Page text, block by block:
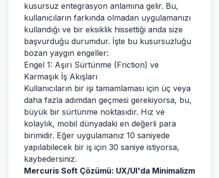
kusursuz entegrasyon anlamına gelir. Bu,
kullanıcıların farkında olmadan uygulamanızı
kullandığı ve bir eksiklik hissettiği anda size
başvurduğu durumdur. İşte bu kusursuzluğu
bozan yaygın engeller:
Engel 1: Aşırı Sürtünme (Friction) ve
Karmaşık İş Akışları
Kullanıcıların bir işi tamamlaması için üç veya
daha fazla adımdan geçmesi gerekiyorsa, bu,
büyük bir sürtünme noktasıdır. Hız ve
kolaylık, mobil dünyadaki en değerli para
birimidir. Eğer uygulamanız 10 saniyede
yapılabilecek bir iş için 30 saniye istiyorsa,
kaybedersiniz.
Mercuris Soft Çözümü: UX/UI'da Minimalizm